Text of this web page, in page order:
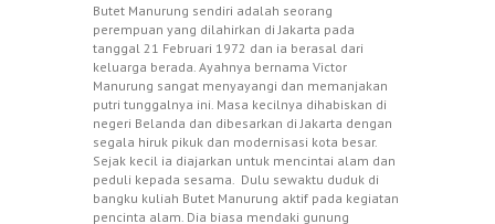
Butet Manurung sendiri adalah seorang
perempuan yang dilahirkan di Jakarta pada
tanggal 21 Februari 1972 dan ia berasal dari
keluarga berada. Ayahnya bernama Victor
Manurung sangat menyayangi dan memanjakan
putri tunggalnya ini. Masa kecilnya dihabiskan di
negeri Belanda dan dibesarkan di Jakarta dengan
segala hiruk pikuk dan modernisasi kota besar.
Sejak kecil ia diajarkan untuk mencintai alam dan
peduli kepada sesama. Dulu sewaktu duduk di
bangku kuliah Butet Manurung aktif pada kegiatan
pencinta alam. Dia biasa mendaki gunung